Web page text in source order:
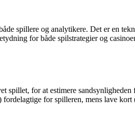
spillere og analytikere. Det er en
for både spilstrategier og
spillet, for at estimere
for spilleren, mens lave